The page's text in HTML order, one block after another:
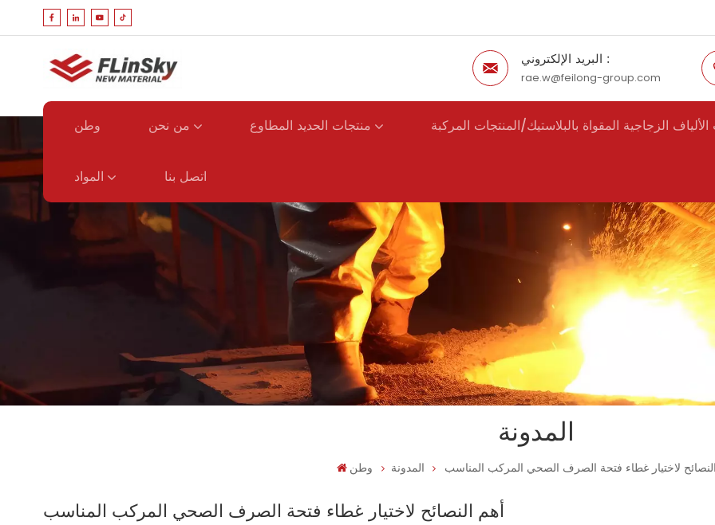
البريد الإلكتروني :
rae.w@feilong-group.com
وطن من نحن منتجات الحديد المطاوع الزجاجية المقواة بالبلاستيك/المنتجات المركبة
المواد اتصل بنا
المدونة
وطن المدونة لاختيار غطاء فتحة الصرف الصحي المركب المناسب
أهم النصائح لاختيار غطاء فتحة الصرف الصحي المركب المناسب